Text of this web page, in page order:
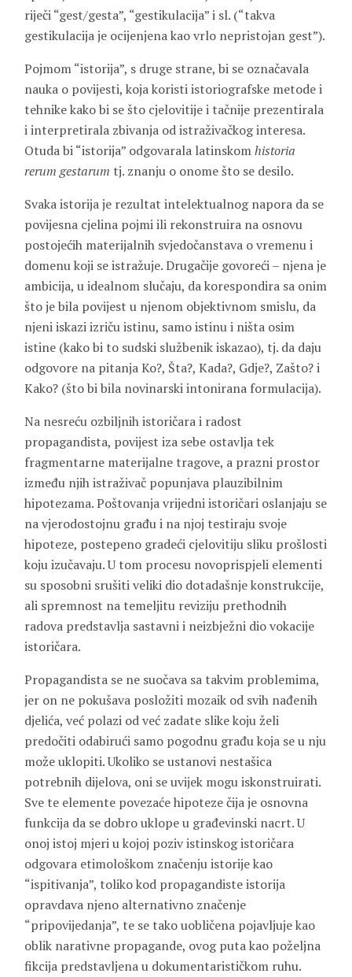
riječi “gest/gesta”, “gestikulacija” i sl. (“takva
gestikulacija je ocijenjena kao vrlo nepristojan gest”).
Pojmom “istorija”, s druge strane, bi se označavala
nauka o povijesti, koja koristi istoriografske metode i
tehnike kako bi se što cjelovitije i tačnije prezentirala
i interpretirala zbivanja od istraživačkog interesa.
Otuda bi “istorija” odgovarala latinskomhistoria
rerum gestarum tj. znanju o onome što se desilo.
Svaka istorija je rezultat intelektualnog napora da se
povijesna cjelina pojmi ili rekonstruira na osnovu
postojećih materijalnih svjedočanstava o vremenu i
domenu koji se istražuje. Drugačije govoreći – njena je
ambicija, u idealnom slučaju, da korespondira sa onim
što je bila povijest u njenom objektivnom smislu, da
njeni iskazi izriču istinu, samo istinu i ništa osim
istine (kako bi to sudski službenik iskazao), tj. da daju
odgovore na pitanja Ko?, Šta?, Kada?, Gdje?, Zašto? i
Kako? (što bi bila novinarski intonirana formulacija).
Na nesreću ozbiljnih istoričara i radost
propagandista, povijest iza sebe ostavlja tek
fragmentarne materijalne tragove, a prazni prostor
između njih istraživač popunjava plauzibilnim
hipotezama. Poštovanja vrijedni istoričari oslanjaju se
na vjerodostojnu građu i na njoj testiraju svoje
hipoteze, postepeno gradeći cjelovitiju sliku prošlosti
koju izučavaju. U tom procesu novoprispjeli elementi
su sposobni srušiti veliki dio dotadašnje konstrukcije,
ali spremnost na temeljitu reviziju prethodnih
radova predstavlja sastavni i neizbježni dio vokacije
istoričara.
Propagandista se ne suočava sa takvim problemima,
jer on ne pokušava posložiti mozaik od svih nađenih
djelića, već polazi od već zadate slike koju želi
predočiti odabirući samo pogodnu građu koja se u nju
može uklopiti. Ukoliko se ustanovi nestašica
potrebnih dijelova, oni se uvijek mogu iskonstruirati.
Sve te elemente povezaće hipoteze čija je osnovna
funkcija da se dobro uklope u građevinski nacrt. U
onoj istoj mjeri u kojoj poziv istinskog istoričara
odgovara etimološkom značenju istorije kao
“ispitivanja”, toliko kod propagandiste istorija
opravdava njeno alternativno značenje
“pripovijedanja”, te se tako uobličena pojavljuje kao
oblik narativne propagande, ovog puta kao poželjna
fikcija predstavljena u dokumentarističkom ruhu.